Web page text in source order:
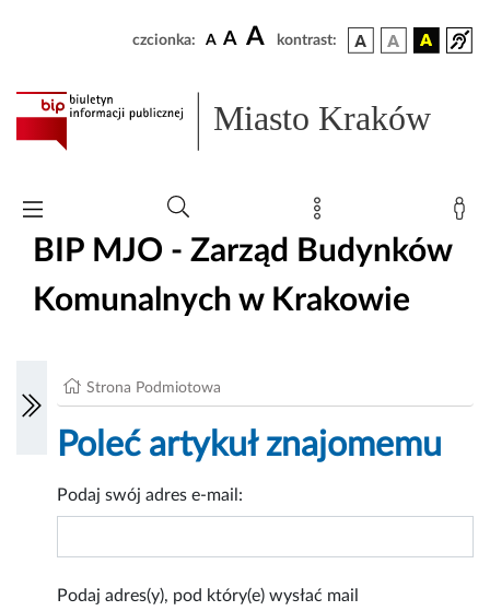
czcionka: A A A kontrast:
Miasto Kraków
BIP MJO - Zarząd Budynków
Komunalnych w Krakowie
Strona Podmiotowa
Poleć artykuł znajomemu
Podaj swój adres e-mail:
Podaj adres(y), pod który(e) wysłać mail